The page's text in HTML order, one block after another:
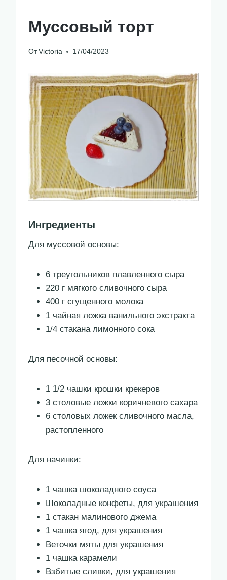
Муссовый торт
От Victoria 17/04/2023
Ингредиенты
Для муссовой основы:
6 треугольников плавленного сыра
220 г мягкого сливочного сыра
400 г сгущенного молока
1 чайная ложка ванильного экстракта
1/4 стакана лимонного сока
Для песочной основы:
1 1/2 чашки крошки крекеров
3 столовые ложки коричневого сахара
6 столовых ложек сливочного масла,
растопленного
Для начинки:
1 чашка шоколадного соуса
Шоколадные конфеты, для украшения
1 стакан малинового джема
1 чашка ягод, для украшения
Веточки мяты для украшения
1 чашка карамели
Взбитые сливки, для украшения